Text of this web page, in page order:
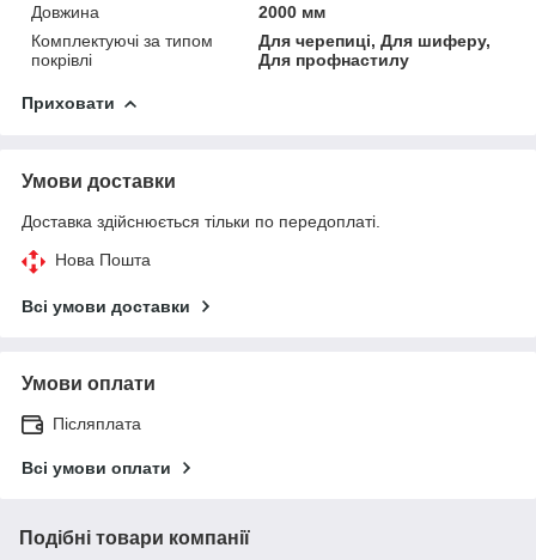
Довжина
2000 мм
Комплектуючі за типом
покрівлі
Для черепиці, Для шиферу,
Для профнастилу
Приховати
Умови доставки
Доставка здійснюється тільки по передоплаті.
Нова Пошта
Всі умови доставки
Умови оплати
Післяплата
Всі умови оплати
Подібні товари компанії